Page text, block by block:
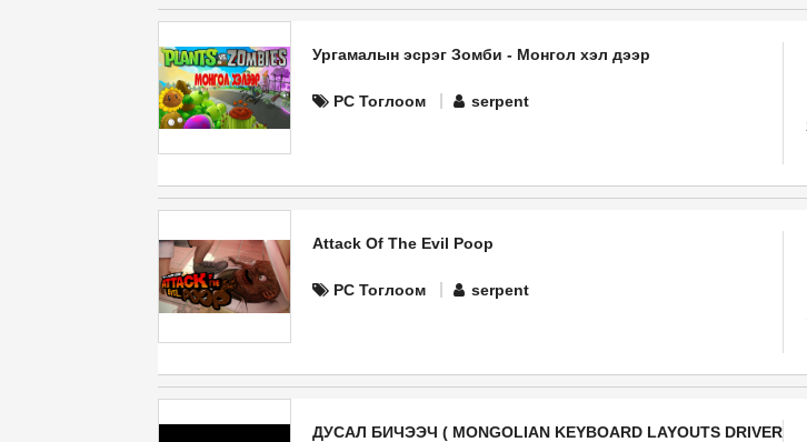
Ургамалын эсрэг Зомби - Монгол хэл дээр
PC Тоглоом serpent
Attack Of The Evil Poop
PC Тоглоом serpent
ДУСАЛ БИЧЭЭЧ ( MONGOLIAN KEYBOARD LAYOUTS DRIVER